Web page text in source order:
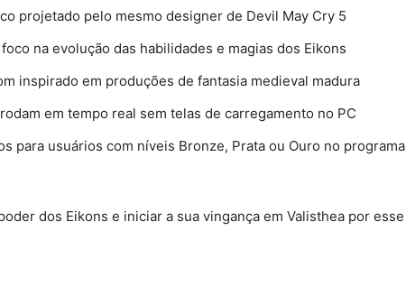
projetado pelo mesmo designer de Devil May Cry 5
na evolução das habilidades e magias dos Eikons
inspirado em produções de fantasia medieval madura
em tempo real sem telas de carregamento no PC
para usuários com níveis Bronze, Prata ou Ouro no programa
dos Eikons e iniciar a sua vingança em Valisthea por esse